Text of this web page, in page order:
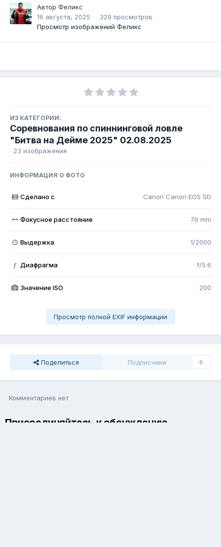
Автор Феликс
16 августа, 2025
329 просмотров
Просмотр изображений Феликс
ИЗ КАТЕГОРИИ:
Соревнования по спиннинговой ловле
"Битва на Дейме 2025" 02.08.2025
· 23 изображения
ИНФОРМАЦИЯ О ФОТО
Сделано с Canon Canon EOS 5D
Фокусное расстояние 70 mm
Выдержка 1/2000
f Диафрагма f/5.6
Значение ISO 200
Просмотр полной EXIF информации
Поделиться Подписчики 0
Комментариев нет
Присоединяйтесь к обсуждению